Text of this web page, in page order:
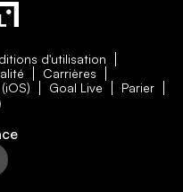
d'utilisation
Carrières
Goal Live Parier